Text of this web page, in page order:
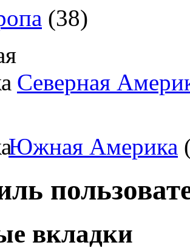
(38)
Северная
Южная Америка
вкладки